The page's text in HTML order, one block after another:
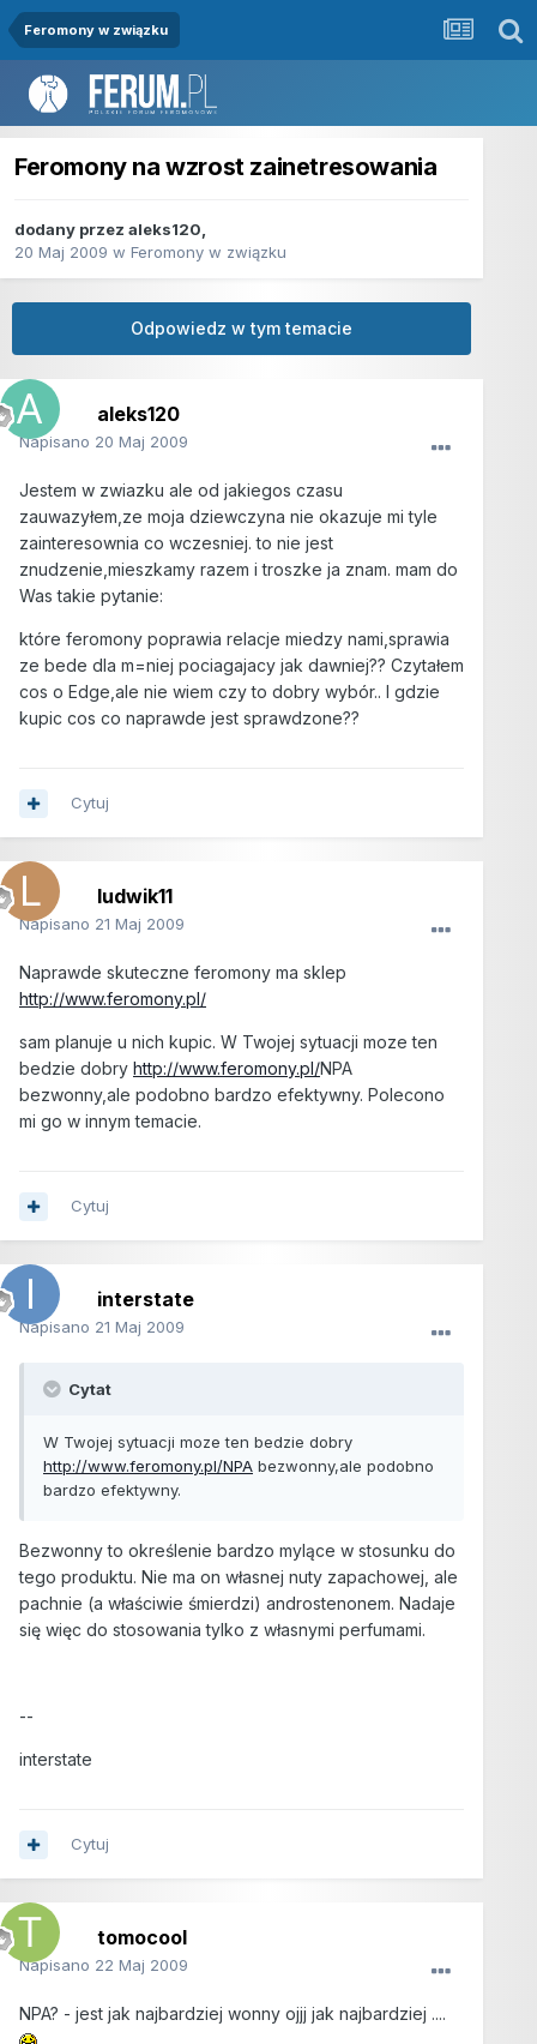
Feromony w związku
Feromony na wzrost zainetresowania
dodany przez aleks120,
20 Maj 2009 w Feromony w związku
Odpowiedz w tym temacie
aleks120
Napisano 20 Maj 2009
Jestem w zwiazku ale od jakiegos czasu
zauwazyłem,ze moja dziewczyna nie okazuje mi tyle
zainteresownia co wczesniej. to nie jest
znudzenie,mieszkamy razem i troszke ja znam. mam do
Was takie pytanie:
które feromony poprawia relacje miedzy nami,sprawia
ze bede dla m=niej pociagajacy jak dawniej?? Czytałem
cos o Edge,ale nie wiem czy to dobry wybór.. I gdzie
kupic cos co naprawde jest sprawdzone??
Cytuj
ludwik11
Napisano 21 Maj 2009
Naprawde skuteczne feromony ma sklep
http://www.feromony.pl/
sam planuje u nich kupic. W Twojej sytuacji moze ten
bedzie dobry http://www.feromony.pl/NPA
bezwonny,ale podobno bardzo efektywny. Polecono
mi go w innym temacie.
Cytuj
interstate
Napisano 21 Maj 2009
Cytat
W Twojej sytuacji moze ten bedzie dobry
http://www.feromony.pl/NPA bezwonny,ale podobno
bardzo efektywny.
Bezwonny to określenie bardzo mylące w stosunku do
tego produktu. Nie ma on własnej nuty zapachowej, ale
pachnie (a właściwie śmierdzi) androstenonem. Nadaje
się więc do stosowania tylko z własnymi perfumami.
--
interstate
Cytuj
tomocool
Napisano 22 Maj 2009
NPA? - jest jak najbardziej wonny ojjj jak najbardziej ....